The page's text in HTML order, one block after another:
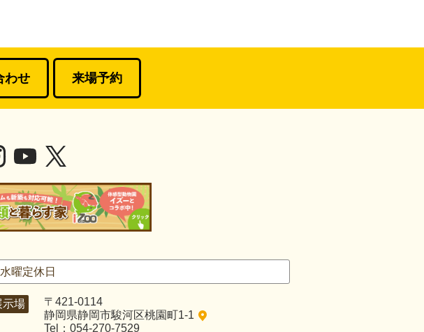
わせ 来場予約
曜定休日
示場
〒421-0114
静岡県静岡市駿河区桃園町1-1
Tel：054-270-7529